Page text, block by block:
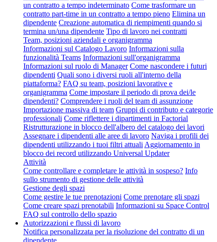
un contratto a tempo indeterminato Come trasformare un
contratto part-time in un contratto a tempo pieno Elimina un
dipendente Creazione automatica di riempimenti quando si
termina un/una dipendente Tipo di lavoro nei contratti
Team, posizioni aziendali e organigramma
Informazioni sul Catalogo Lavoro Informazioni sulla
funzionalità Teams Informazioni sull'organigramma
Informazioni sul ruolo di Manager Come nascondere i futuri
dipendenti Quali sono i diversi ruoli all'interno della
piattaforma? FAQ su team, posizioni lavorative e
organigramma Come impostare il periodo di prova dei/le
dipendenti? Comprendere i ruoli del team di assunzione
Importazione massiva di team Gruppi di contributo e categorie
professionali Come riflettere i dipartimenti in Factorial
Ristrutturazione in blocco dell'albero del catalogo dei lavori
Assegnare i dipendenti alle aree di lavoro Naviga i profili dei
dipendenti utilizzando i tuoi filtri attuali Aggiornamento in
blocco dei record utilizzando Universal Updater
Attività
Come controllare e completare le attività in sospeso? Info
sullo strumento di gestione delle attività
Gestione degli spazi
Come gestire le tue prenotazioni Come prenotare gli spazi
Come creare spazi prenotabili Informazioni su Space Control
FAQ sul controllo dello spazio
Autorizzazioni e flussi di lavoro
Notifica personalizzata per la risoluzione del contratto di un
dipendente